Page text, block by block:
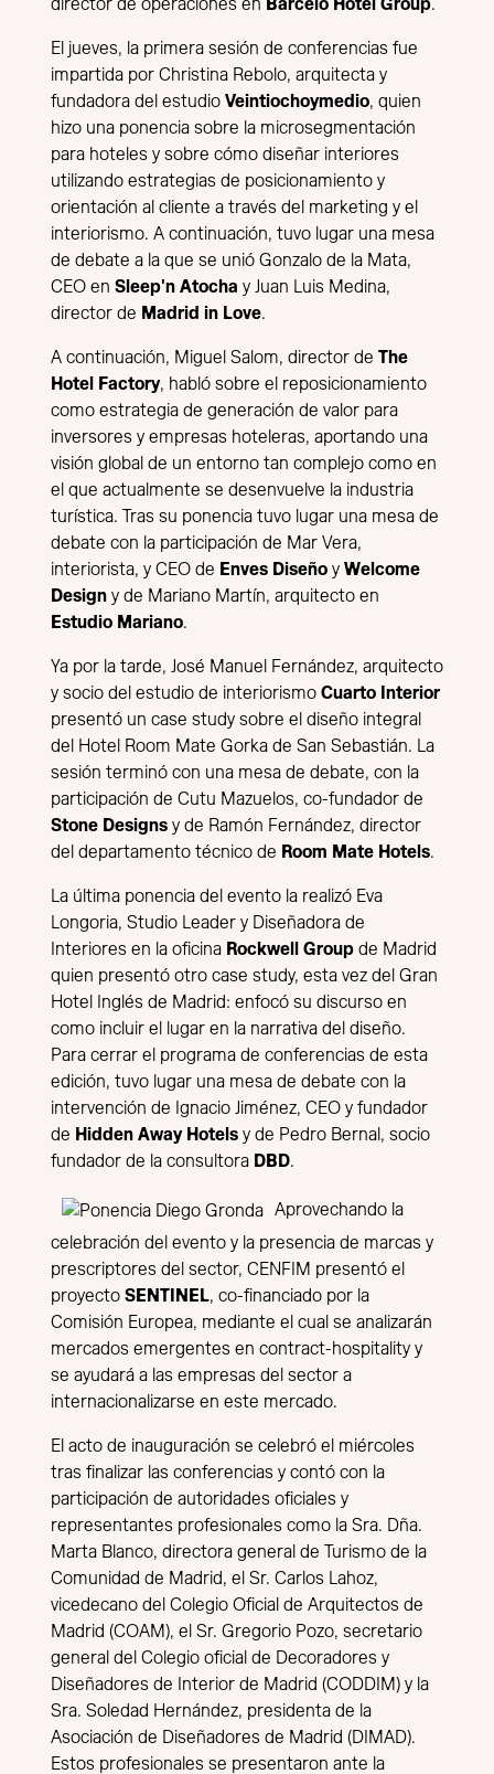
director de operaciones en Barceló Hotel Group.
El jueves, la primera sesión de conferencias fue
impartida por Christina Rebolo, arquitecta y
fundadora del estudio Veintiochoymedio, quien
hizo una ponencia sobre la microsegmentación
para hoteles y sobre cómo diseñar interiores
utilizando estrategias de posicionamiento y
orientación al cliente a través del marketing y el
interiorismo. A continuación, tuvo lugar una mesa
de debate a la que se unió Gonzalo de la Mata,
CEO en Sleep'n Atocha y Juan Luis Medina,
director de Madrid in Love.
A continuación, Miguel Salom, director de The
Hotel Factory, habló sobre el reposicionamiento
como estrategia de generación de valor para
inversores y empresas hoteleras, aportando una
visión global de un entorno tan complejo como en
el que actualmente se desenvuelve la industria
turística. Tras su ponencia tuvo lugar una mesa de
debate con la participación de Mar Vera,
interiorista, y CEO de Enves Diseño y Welcome
Design y de Mariano Martín, arquitecto en
Estudio Mariano.
Ya por la tarde, José Manuel Fernández, arquitecto
y socio del estudio de interiorismo Cuarto Interior
presentó un case study sobre el diseño integral
del Hotel Room Mate Gorka de San Sebastián. La
sesión terminó con una mesa de debate, con la
participación de Cutu Mazuelos, co-fundador de
Stone Designs y de Ramón Fernández, director
del departamento técnico de Room Mate Hotels.
La última ponencia del evento la realizó Eva
Longoria, Studio Leader y Diseñadora de
Interiores en la oficina Rockwell Group de Madrid
quien presentó otro case study, esta vez del Gran
Hotel Inglés de Madrid: enfocó su discurso en
como incluir el lugar en la narrativa del diseño.
Para cerrar el programa de conferencias de esta
edición, tuvo lugar una mesa de debate con la
intervención de Ignacio Jiménez, CEO y fundador
de Hidden Away Hotels y de Pedro Bernal, socio
fundador de la consultora DBD.
Aprovechando la
celebración del evento y la presencia de marcas y
prescriptores del sector, CENFIM presentó el
proyecto SENTINEL, co-financiado por la
Comisión Europea, mediante el cual se analizarán
mercados emergentes en contract-hospitality y
se ayudará a las empresas del sector a
internacionalizarse en este mercado.
El acto de inauguración se celebró el miércoles
tras finalizar las conferencias y contó con la
participación de autoridades oficiales y
representantes profesionales como la Sra. Dña.
Marta Blanco, directora general de Turismo de la
Comunidad de Madrid, el Sr. Carlos Lahoz,
vicedecano del Colegio Oficial de Arquitectos de
Madrid (COAM), el Sr. Gregorio Pozo, secretario
general del Colegio oficial de Decoradores y
Diseñadores de Interior de Madrid (CODDIM) y la
Sra. Soledad Hernández, presidenta de la
Asociación de Diseñadores de Madrid (DIMAD).
Estos profesionales se presentaron ante la